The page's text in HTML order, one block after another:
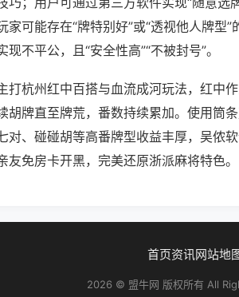
家可能存在“牌特别好”或“透视他人牌型
不平公，且“安全性高”“不被封号”。
打杭州红中百搭与血流成河玩法，红中
胡牌直至牌荒，番数持续累加。使用筒
对、碰碰胡等高番牌型收益丰厚，吴侬
友免房卡开黑，完美还原浙派麻将特色。
首页资讯网站地
2026 © 盟牛网 版权所有 All